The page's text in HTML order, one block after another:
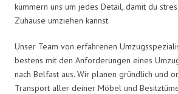
kümmern uns um jedes Detail, damit du
Zuhause umziehen kannst.
Unser Team von erfahrenen
bestens mit den Anforderungen eines
nach Belfast aus. Wir planen gründlich und
Transport aller deiner Möbel und